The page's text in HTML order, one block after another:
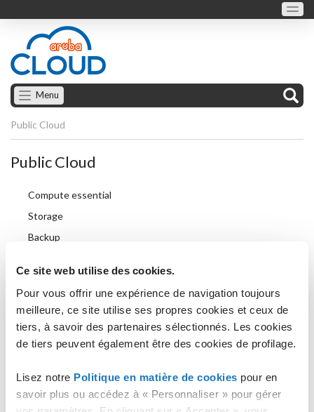
Ce site web utilise des cookies.
Pour vous offrir une expérience de navigation toujours
meilleure, ce site utilise ses propres cookies et ceux de
tiers, à savoir des partenaires sélectionnés. Les cookies
de tiers peuvent également être des cookies de profilage.
Lisez notre Politique en matière de cookies pour en
savoir plus ou accédez à « Personnaliser » pour gérer
Menu
Public Cloud
Public Cloud
Compute essential
Storage
Backup
Network
Domaines et DNS